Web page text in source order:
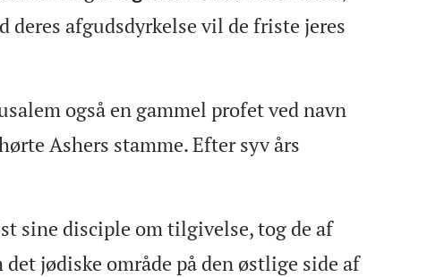
deres afgudsdyrkelse vil de friste jeres
også en gammel profet ved navn
Ashers stamme. Efter syv års
sine disciple om tilgivelse, tog de af
jødiske område på den østlige side af